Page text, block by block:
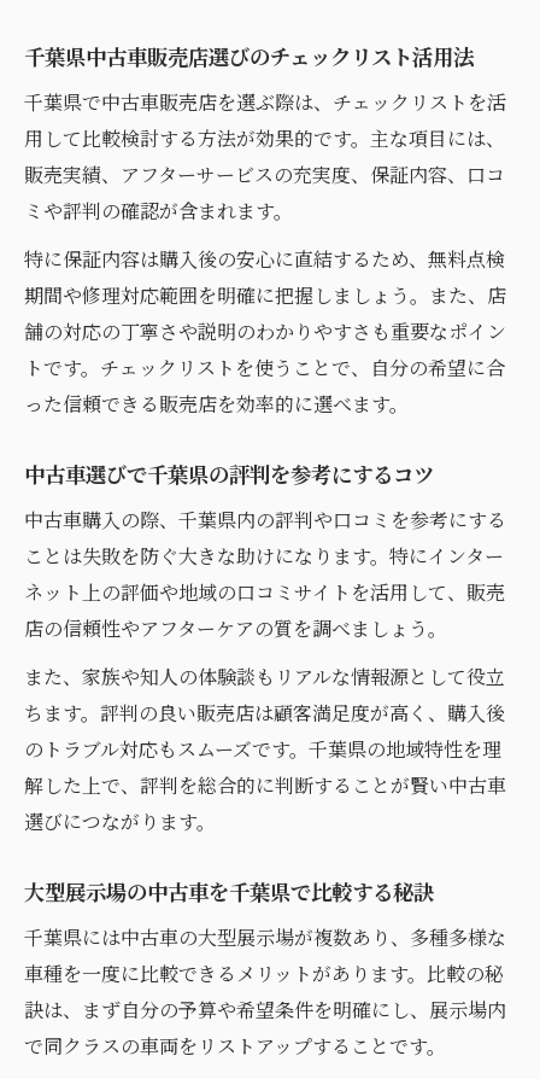
千葉県中古車販売店選びのチェックリスト活用法
千葉県で中古車販売店を選ぶ際は、チェックリストを活
用して比較検討する方法が効果的です。主な項目には、
販売実績、アフターサービスの充実度、保証内容、口コ
ミや評判の確認が含まれます。
特に保証内容は購入後の安心に直結するため、無料点検
期間や修理対応範囲を明確に把握しましょう。また、店
舗の対応の丁寧さや説明のわかりやすさも重要なポイン
トです。チェックリストを使うことで、自分の希望に合
った信頼できる販売店を効率的に選べます。
中古車選びで千葉県の評判を参考にするコツ
中古車購入の際、千葉県内の評判や口コミを参考にする
ことは失敗を防ぐ大きな助けになります。特にインター
ネット上の評価や地域の口コミサイトを活用して、販売
店の信頼性やアフターケアの質を調べましょう。
また、家族や知人の体験談もリアルな情報源として役立
ちます。評判の良い販売店は顧客満足度が高く、購入後
のトラブル対応もスムーズです。千葉県の地域特性を理
解した上で、評判を総合的に判断することが賢い中古車
選びにつながります。
大型展示場の中古車を千葉県で比較する秘訣
千葉県には中古車の大型展示場が複数あり、多種多様な
車種を一度に比較できるメリットがあります。比較の秘
訣は、まず自分の予算や希望条件を明確にし、展示場内
で同クラスの車両をリストアップすることです。